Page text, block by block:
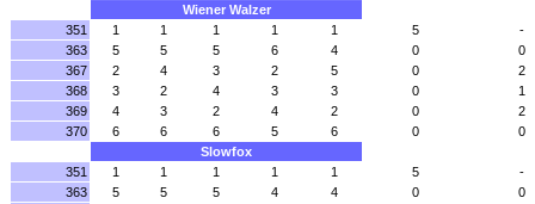
Wiener Walzer
351
1 1 1 1 1 5
-
363
5 5 5 6 4 0
0
367
2 4 3 2 5 0
2
368
3 2 4 3 3 0
1
369
4 3 2 4 2 0
2
370
6 6 6 5 6 0
0
Slowfox
351
1 1 1 1 1 5
-
363
5 5 5 4 4 0
0